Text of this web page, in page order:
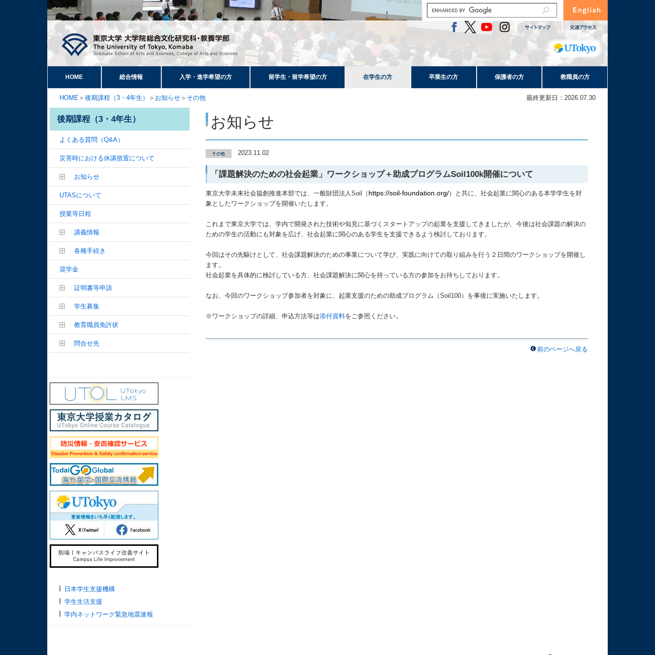
HOME 総合情報 入学・進学希望の方 留学生・留学希望の方 在学生の方 卒業生の方 保護者の方 教職員の方
HOME ＞ 後期課程（3・4年生） ＞ お知らせ ＞ その他 最終更新日：2026.07.30
お知らせ
2023.11.02
「課題解決のための社会起業」ワークショップ＋助成プログラムSoil100k開催について
東京大学未来社会協創推進本部では、一般財団法人Soil（ https://soil-foundation.org/）と共に、社会起業に関心のある本学学生を対
象としたワークショップを開催いたします。
これまで東京大学では、学内で開発された技術や知見に基づくスタートアップの起業を支援してきましたが、今後は社会課題の解決の
ための学生の活動にも対象を広げ、社会起業に関心のある学生を支援できるよう検討しております。
今回はその先駆けとして、社会課題解決のための事業について学び、実践に向けての取り組みを行う２日間のワークショップを開催し
ます。
社会起業を具体的に検討している方、社会課題解決に関心を持っている方の参加をお待ちしております。
なお、今回のワークショップ参加者を対象に、起業支援のための助成プログラム（Soil100）を事後に実施いたします。
※ワークショップの詳細、申込方法等は添付資料をご参照ください。
前のページへ戻る
後期課程（3・4年生）
よくある質問（Q&A）
災害時における休講措置について
お知らせ
UTASについて
授業等日程
講義情報
各種手続き
奨学金
証明書等申請
学生募集
教育職員免許状
問合せ先
日本学生支援機構
学生生活支援
学内ネットワーク緊急地震速報